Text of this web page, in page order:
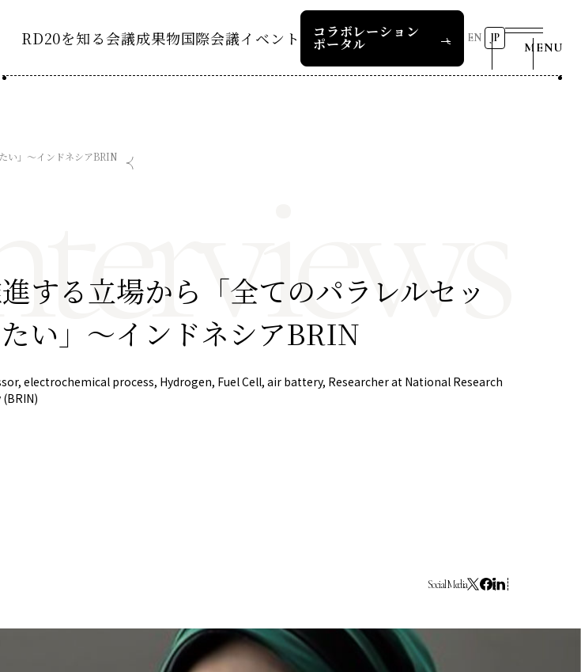
RD20を知る
アクションコミッティー
サマースクール
会議成果物
Now & Future 2025
Now & Future 2024
国際会議イベント
ミナー
イベント一覧
コラボレーション
ポータル EN JP
MENU
会議
公式SNS
い」～インドネシアBRIN
する立場から「全てのパラレルセッ
い」～インドネシアBRIN
electrochemical process, Hydrogen, Fuel Cell, air battery, Researcher at National Research
Social Media